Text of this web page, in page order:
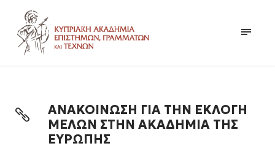
ΑΝΑΚΟΙΝΩΣΗ ΓΙΑ ΤΗΝ ΕΚΛΟΓΗ
ΜΕΛΩΝ ΣΤΗΝ ΑΚΑΔΗΜΙΑ ΤΗΣ
ΕΥΡΩΠΗΣ